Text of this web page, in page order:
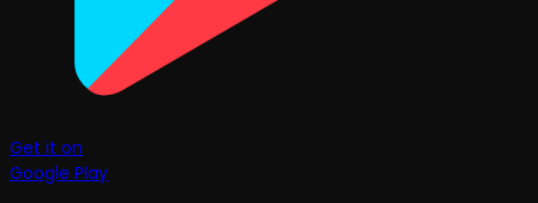
Get it on
Google Play